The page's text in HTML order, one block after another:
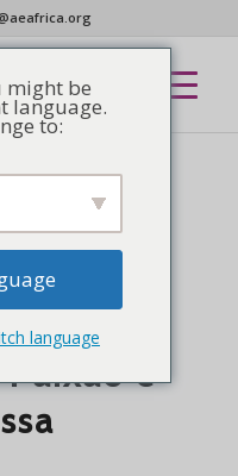
Spero
da
pela
e
might be
language.
to:
language